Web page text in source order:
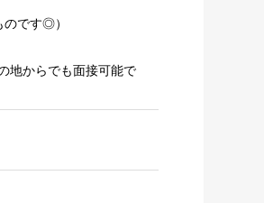
です◎）
地からでも面接可能で